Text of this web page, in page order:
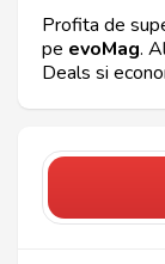
Profita de
pe evoMag.
Deals si